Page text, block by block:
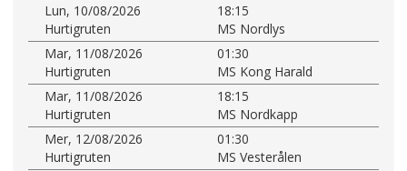
Lun, 10/08/2026
18:15
Hurtigruten
MS Nordlys
Mar, 11/08/2026
01:30
Hurtigruten
MS Kong Harald
Mar, 11/08/2026
18:15
Hurtigruten
MS Nordkapp
Mer, 12/08/2026
01:30
Hurtigruten
MS Vesterålen